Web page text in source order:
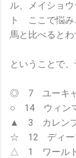
ル、メイショ
ト ここで悩
馬と比べると
ということで
◎ 7 ユーキャ
○ 14 ウィン
▲ 3 カレンブ
☆ 12 ディー
△ 1 ワールド